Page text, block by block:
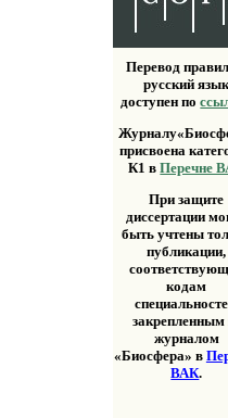
Перевод
русский
доступен по
присвоена
К1 вПеречне
При защите
диссертации
быть учтены
публикации,
кодам
закрепленным
журналом
«Биосфера» в
ВАК.